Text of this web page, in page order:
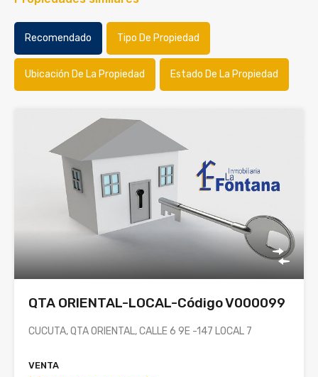
Recomendado Tipo De Propiedad
Ubicación De La Propiedad Estado De La Propiedad
QTA ORIENTAL-LOCAL-Código V000099
CUCUTA, QTA ORIENTAL, CALLE 6 9E -147 LOCAL 7
VENTA